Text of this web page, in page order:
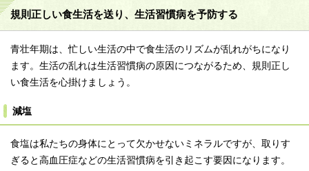
規則正しい食生活を送り、生活習慣病を予防する
青壮年期は、忙しい生活の中で食生活のリズムが乱れがちになり
ます。生活の乱れは生活習慣病の原因につながるため、規則正し
い食生活を心掛けましょう。
減塩
食塩は私たちの身体にとって欠かせないミネラルですが、取りす
ぎると高血圧症などの生活習慣病を引き起こす要因になります。